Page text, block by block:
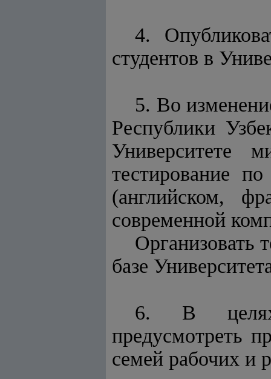
4.
студентов в
5. Во
Республики
Университете
тестирование
(английском,
современной
Организовать
базе
6. В целях
предусмотреть
семей рабочих и